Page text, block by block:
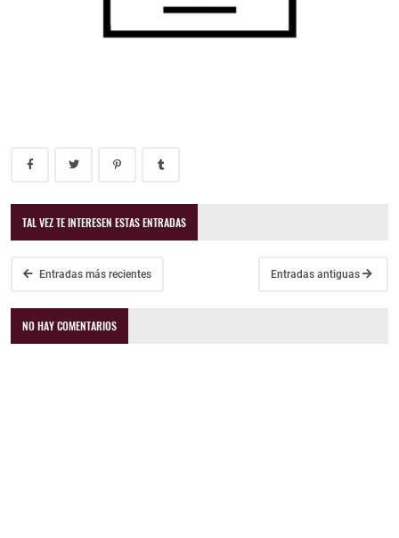
TAL VEZ TE INTERESEN ESTAS ENTRADAS
Entradas más recientes Entradas antiguas
NO HAY COMENTARIOS